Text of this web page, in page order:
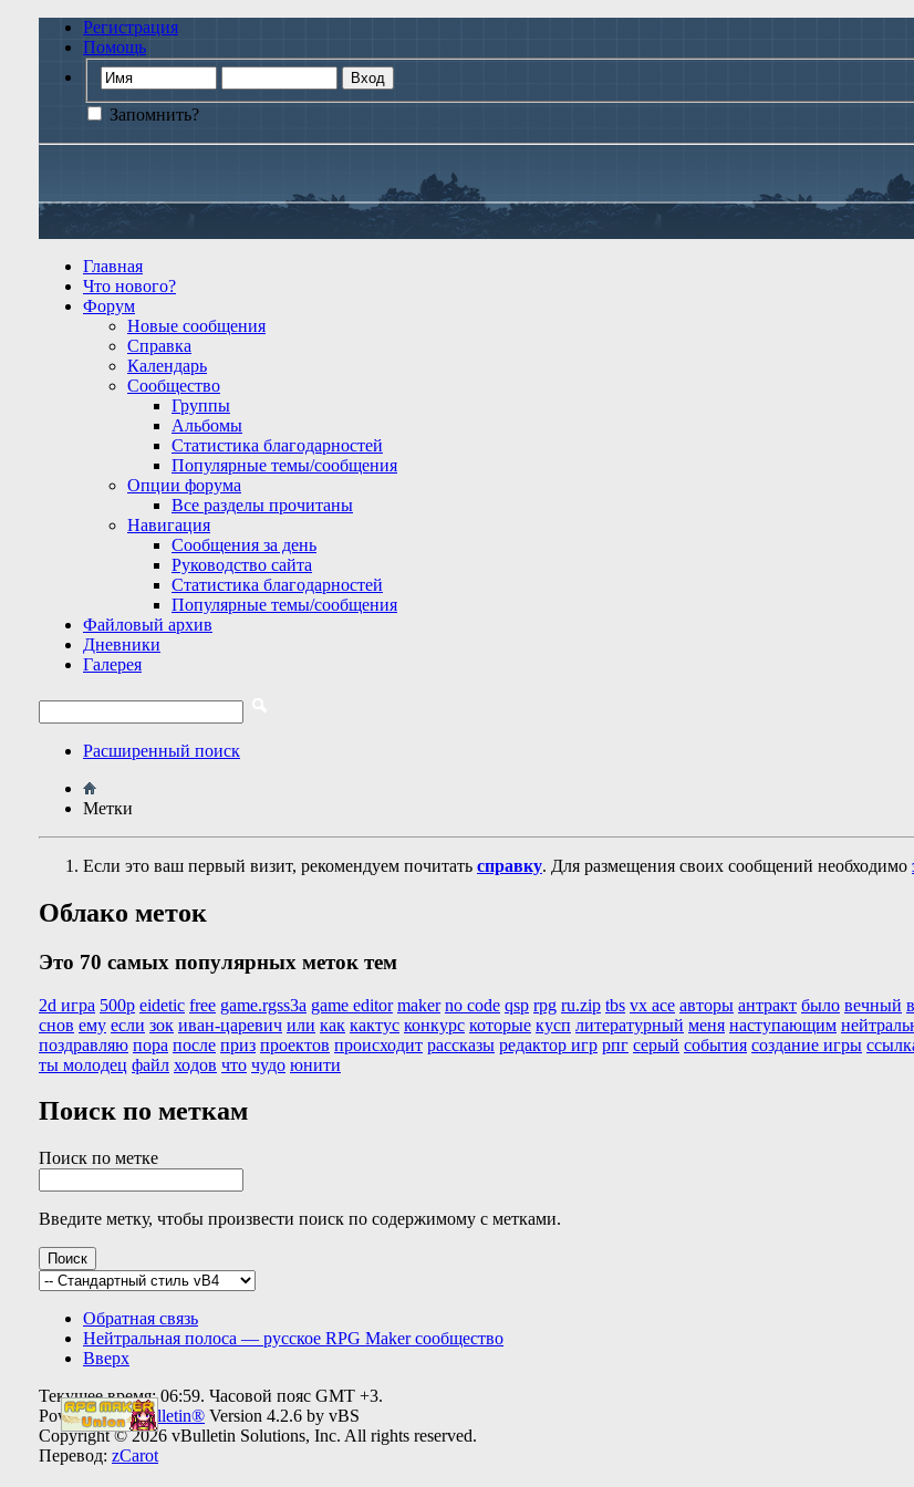
Регистрация
Помощь
Запомнить?
Главная
Что нового?
Форум
Новые сообщения
Справка
Календарь
Сообщество
Группы
Альбомы
Статистика благодарностей
Популярные темы/сообщения
Опции форума
Все разделы прочитаны
Навигация
Сообщения за день
Руководство сайта
Статистика благодарностей
Популярные темы/сообщения
Файловый архив
Дневники
Галерея
Расширенный поиск
Метки
Если это ваш первый визит, рекомендуем почитать справку. Для размещения своих сообщений необходимо
Облако меток
Это 70 самых популярных меток тем
2d игра 500р eidetic free game.rgss3a game editor maker no code qsp rpg ru.zip tbs vx ace авторы антракт было вечный
снов ему если зок иван-царевич или как кактус конкурс которые кусп литературный меня наступающим
поздравляю пора после приз проектов происходит рассказы редактор игр рпг серый события создание игры
ты молодец файл ходов что чудо юнити
Поиск по меткам
Поиск по метке
Введите метку, чтобы произвести поиск по содержимому с метками.
Обратная связь
Нейтральная полоса — русское RPG Maker сообщество
Вверх
Текущее время:06:59. Часовой пояс GMT +3.
Powered byvBulletin® Version 4.2.6 by vBS
Copyright © 2026 vBulletin Solutions, Inc. All rights reserved.
Перевод: zCarot